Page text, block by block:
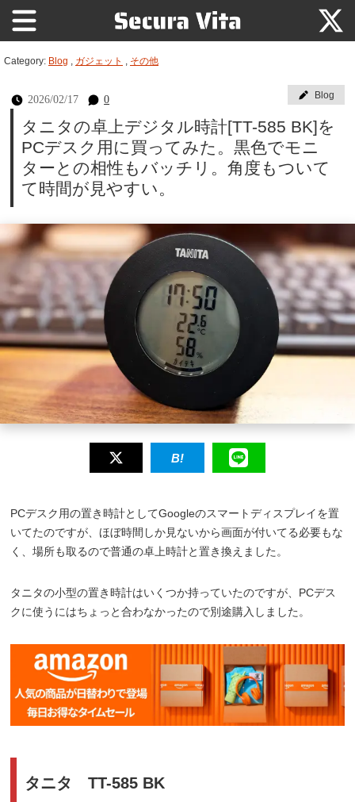
Category: Blog ガジェット その他
2026/02/17 0 Blog
タニタの卓上デジタル時計[TT-585 BK]を
PCデスク用に買ってみた。黒色でモニ
ターとの相性もバッチリ。角度もついて
て時間が見やすい。
PCデスク用の置き時計としてGoogleのスマートディスプレイを置
いてたのですが、ほぼ時間しか見ないから画面が付いてる必要もな
く、場所も取るので普通の卓上時計と置き換えました。
タニタの小型の置き時計はいくつか持っていたのですが、PCデス
クに使うにはちょっと合わなかったので別途購入しました。
タニタ TT-585 BK